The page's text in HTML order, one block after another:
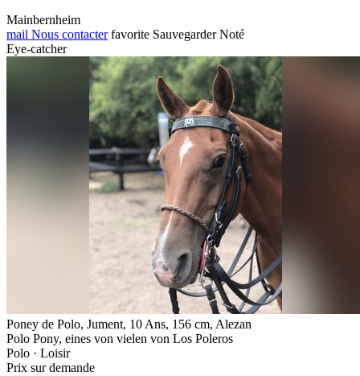
Mainbernheim
mail Nous contacter favorite Sauvegarder Noté
Eye-catcher
Poney de Polo, Jument, 10 Ans, 156 cm, Alezan
Polo Pony, eines von vielen von Los Poleros
Polo · Loisir
Prix sur demande